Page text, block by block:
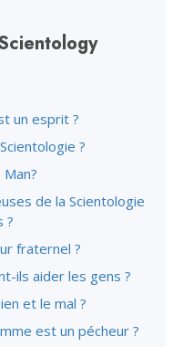
un esprit ?
?
de la Scientologie
?
fraternel ?
ils aider les gens ?
et le mal ?
est un pécheur ?